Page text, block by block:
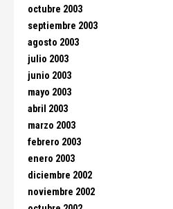
octubre 2003
septiembre 2003
agosto 2003
julio 2003
junio 2003
mayo 2003
abril 2003
marzo 2003
febrero 2003
enero 2003
diciembre 2002
noviembre 2002